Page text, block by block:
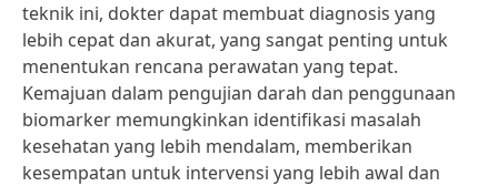
teknik ini, dokter dapat membuat diagnosis yang
lebih cepat dan akurat, yang sangat penting untuk
menentukan rencana perawatan yang tepat.
Kemajuan dalam pengujian darah dan penggunaan
biomarker memungkinkan identifikasi masalah
kesehatan yang lebih mendalam, memberikan
kesempatan untuk intervensi yang lebih awal dan